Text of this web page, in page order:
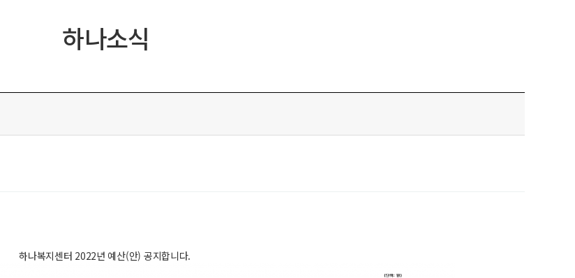
하나소식
하나복지센터 2022년 예산(안) 공지합니다.